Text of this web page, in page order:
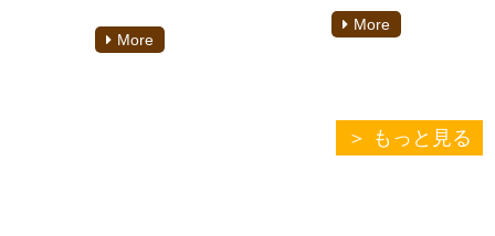
をしております【西郷滉洋】
More
をしております【西郷滉洋】
している微量栄養素を意識し
More
もっと見る